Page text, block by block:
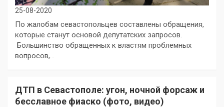
25-08-2020
По жалобам севастопольцев составлены обращения,
которые станут основой депутатских запросов.
Большинство обращенных к властям проблемных
вопросов,…
ДТП в Севастополе: угон, ночной форсаж и
бесславное фиаско (фото, видео)